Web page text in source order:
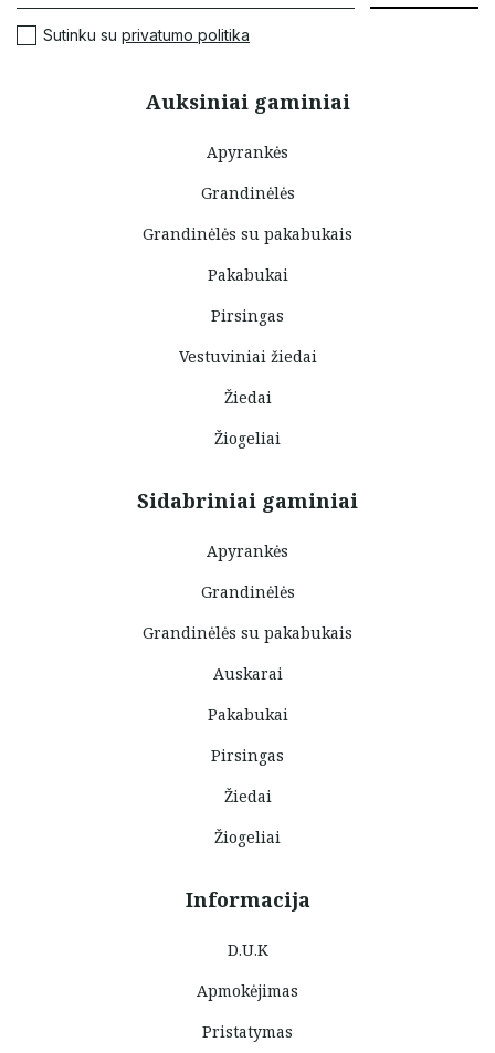
Auksiniai gaminiai
Apyrankės
Grandinėlės
Grandinėlės su pakabukais
Pakabukai
Pirsingas
Vestuviniai žiedai
Žiedai
Žiogeliai
Sidabriniai gaminiai
Apyrankės
Grandinėlės
Grandinėlės su pakabukais
Auskarai
Pakabukai
Pirsingas
Žiedai
Žiogeliai
Informacija
D.U.K
Apmokėjimas
Pristatymas
Sutinku su privatumo politika